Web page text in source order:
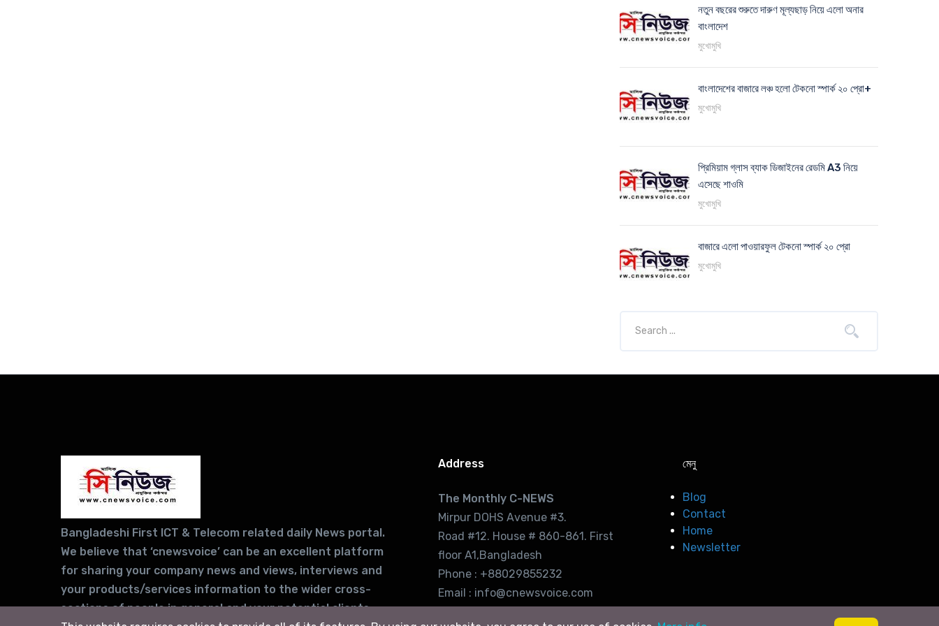
নতুন বছরের শুরুতে দারুণ মূল্যছাড় নিয়ে এলো অনার
বাংলাদেশ
মুখোমুখি
বাংলাদেশের বাজারে লঞ্চ হলো টেকনো স্পার্ক ২০ প্রো+
মুখোমুখি
প্রিমিয়াম গ্লাস ব্যাক ডিজাইনের রেডমি A3 নিয়ে
এসেছে শাওমি
মুখোমুখি
বাজারে এলো পাওয়ারফুল টেকনো স্পার্ক ২০ প্রো
মুখোমুখি
Bangladeshi First ICT & Telecom related daily News portal.
We believe that ‘cnewsvoice’ can be an excellent platform
for sharing your company news and views, interviews and
your products/services information to the wider cross-
sections of people in general and your potential clients
Address
The Monthly C-NEWS
Mirpur DOHS Avenue #3.
Road #12. House # 860-861. First
floor A1,Bangladesh
Phone : +88029855232
Email : info@cnewsvoice.com
মেনু
Blog
Contact
Home
Newsletter